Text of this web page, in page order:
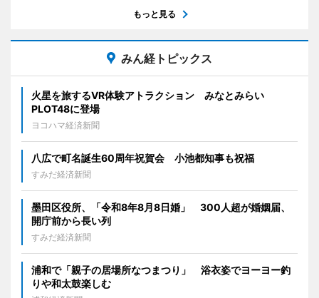
もっと見る
みん経トピックス
火星を旅するVR体験アトラクション みなとみらい
PLOT48に登場
ヨコハマ経済新聞
八広で町名誕生60周年祝賀会 小池都知事も祝福
すみだ経済新聞
墨田区役所、「令和8年8月8日婚」 300人超が婚姻届、
開庁前から長い列
すみだ経済新聞
浦和で「親子の居場所なつまつり」 浴衣姿でヨーヨー釣
りや和太鼓楽しむ